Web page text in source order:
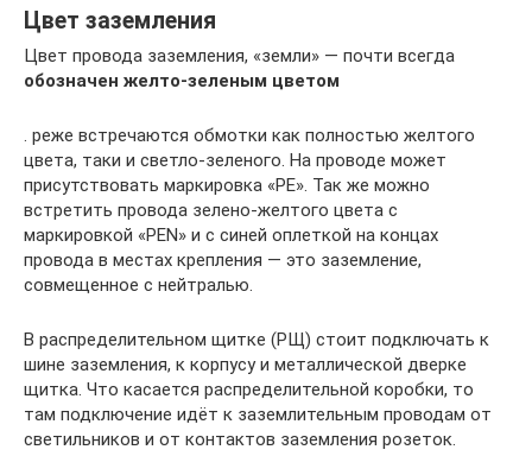
Цвет заземления
Цвет провода заземления, «земли» — почти всегда
обозначен желто-зеленым цветом
. реже встречаются обмотки как полностью желтого
цвета, таки и светло-зеленого. На проводе может
присутствовать маркировка «РЕ». Так же можно
встретить провода зелено-желтого цвета с
маркировкой «PEN» и с синей оплеткой на концах
провода в местах крепления — это заземление,
совмещенное с нейтралью.
В распределительном щитке (РЩ) стоит подключать к
шине заземления, к корпусу и металлической дверке
щитка. Что касается распределительной коробки, то
там подключение идёт к заземлительным проводам от
светильников и от контактов заземления розеток.